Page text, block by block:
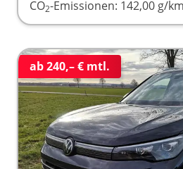
CO2-Emissionen: 142,00 g/km
ab 240,– € mtl.